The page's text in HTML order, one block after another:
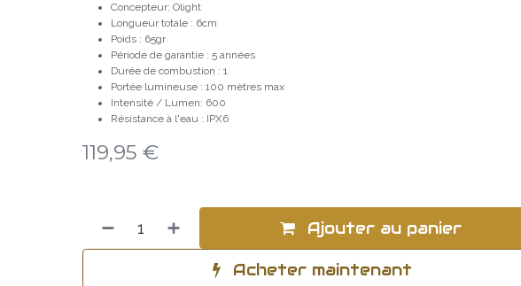
Concepteur: Olight
Longueur totale : 6cm
Poids : 65gr
Période de garantie : 5 années
Durée de combustion : 1
Portée lumineuse : 100 mètres max
Intensité / Lumen: 600
Résistance à l'eau : IPX6
119,95 €
Ajouter au panier
Acheter maintenant